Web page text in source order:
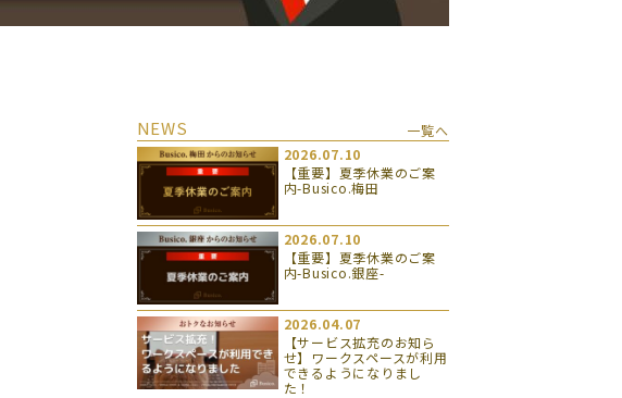
NEWS
一覧へ
2026.07.10
【重要】夏季休業のご案
内-Busico.梅田
2026.07.10
【重要】夏季休業のご案
内-Busico.銀座-
2026.04.07
【サービス拡充のお知ら
せ】ワークスペースが利用
できるようになりまし
た！